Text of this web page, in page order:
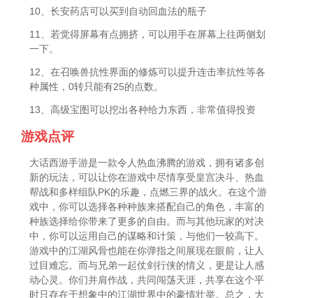
10、长安药店可以买到自动回血法的瓶子
11、若觉得屏幕有点拥挤，可以用手在屏幕上往两侧划
一下。
12、在召唤兽抗性界面的修炼可以提升连击率抗性等各
种属性，0转只能有25的点数。
13、高级宝图可以挖出各种给力东西，非常值得投资
游戏点评
大话西游手游是一款令人热血沸腾的游戏，拥有诸多创
新的玩法，可以让你在游戏中尽情享受皇宫决斗、热血
帮战和多样组队PK的乐趣，点燃三界的战火。在这个游
戏中，你可以选择各种种族来搭配自己的角色，丰富的
种族选择给你带来了更多的自由。而与其他玩家的对决
中，你可以运用自己的谋略和计策，与他们一较高下。
游戏中的江湖风骨也能在你弹指之间展现在眼前，让人
过目难忘。而与兄弟一起仗剑行侠的情义，更是让人感
动心灵。你们并肩作战，共同闯荡天涯，共享在这个平
时只存在于想象中的江湖世界中的豪情壮举。总之，大